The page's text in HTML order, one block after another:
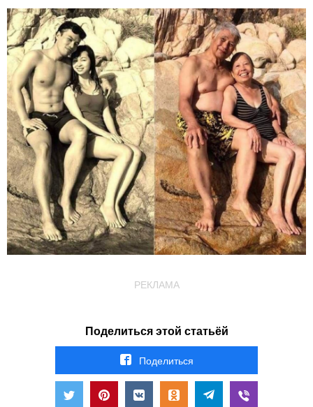
РЕКЛАМА
Поделиться этой статьёй
Поделиться